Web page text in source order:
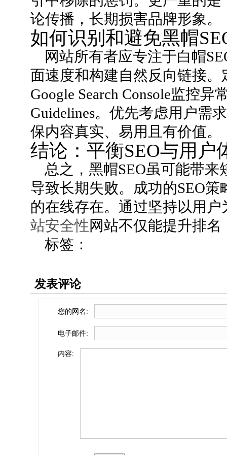
论传播，长期损害品牌形象。
如何识别和避免黑帽
网站所有者应专注于白帽
面速度和构建自然反向链接
Google Search Console监控
Guidelines。优先考虑用户需
保内容真实、易用且有价值。
结论：平衡SEO与用户
总之，黑帽SEO虽可能带
导致长期失败。成功的SEO
的在线存在。通过坚持以用
站安全性网站不仅能提升排
标签：
发表评论
您的网名:
电子邮件:
内容: